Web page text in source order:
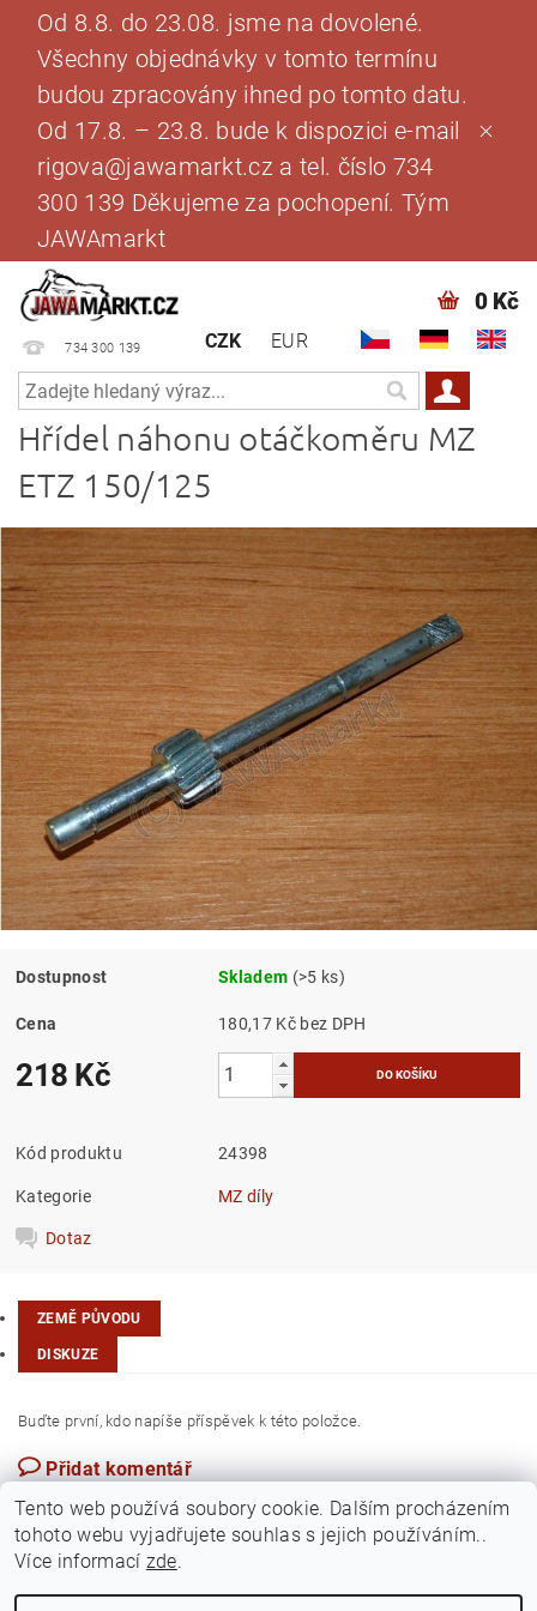
Od 8.8. do 23.08. jsme na dovolené.
Všechny objednávky v tomto termínu
budou zpracovány ihned po tomto datu.
Od 17.8. – 23.8. bude k dispozici e-mail
rigova@jawamarkt.cz a tel. číslo 734
300 139 Děkujeme za pochopení. Tým
JAWAmarkt
734 300 139 CZK EUR
0 Kč
Hřídel náhonu otáčkoměru MZ
ETZ 150/125
Dostupnost Skladem (>5 ks)
Cena 180,17 Kč bez DPH
218 Kč
Kód produktu 24398
Kategorie MZ díly
Dotaz
ZEMĚ PŮVODU
DISKUZE
Buďte první, kdo napíše příspěvek k této položce.
Přidat komentář
Tento web používá soubory cookie. Dalším procházením
tohoto webu vyjadřujete souhlas s jejich používáním..
Více informací zde.